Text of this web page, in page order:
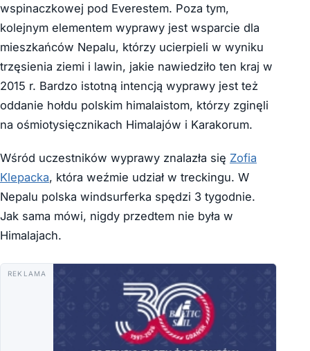
wspinaczkowej pod Everestem. Poza tym,
kolejnym elementem wyprawy jest wsparcie dla
mieszkańców Nepalu, którzy ucierpieli w wyniku
trzęsienia ziemi i lawin, jakie nawiedziło ten kraj w
2015 r. Bardzo istotną intencją wyprawy jest też
oddanie hołdu polskim himalaistom, którzy zginęli
na ośmiotysięcznikach Himalajów i Karakorum.
Wśród uczestników wyprawy znalazła się Zofia
Klepacka, która weźmie udział w treckingu. W
Nepalu polska windsurferka spędzi 3 tygodnie.
Jak sama mówi, nigdy przedtem nie była w
Himalajach.
REKLAMA